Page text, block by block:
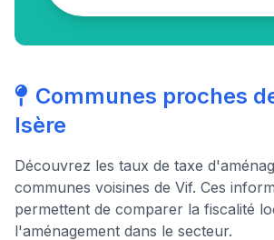
Communes proches
Isère
Découvrez les taux de taxe
communes voisines de Vif. Ces
permettent de comparer la fiscalité
l'aménagement dans le secteur.